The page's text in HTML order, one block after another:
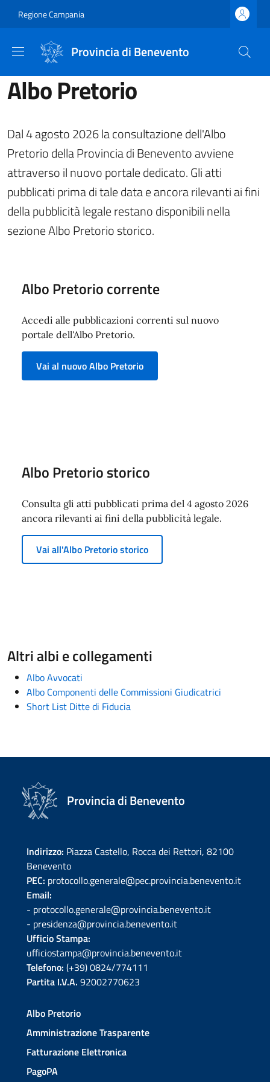
Regione Campania
Provincia di Benevento
Albo Pretorio
Dal 4 agosto 2026 la consultazione dell'Albo
Pretorio della Provincia di Benevento avviene
attraverso il nuovo portale dedicato. Gli atti
pubblicati prima di tale data e ancora rilevanti ai fini
della pubblicità legale restano disponibili nella
sezione Albo Pretorio storico.
Albo Pretorio corrente
Accedi alle pubblicazioni correnti sul nuovo
portale dell'Albo Pretorio.
Vai al nuovo Albo Pretorio
Albo Pretorio storico
Consulta gli atti pubblicati prima del 4 agosto 2026
ancora rilevanti ai fini della pubblicità legale.
Vai all'Albo Pretorio storico
Altri albi e collegamenti
Albo Avvocati
Albo Componenti delle Commissioni Giudicatrici
Short List Ditte di Fiducia
Provincia di Benevento
Indirizzo: Piazza Castello, Rocca dei Rettori, 82100
Benevento
PEC: protocollo.generale@pec.provincia.benevento.it
Email:
- protocollo.generale@provincia.benevento.it
- presidenza@provincia.benevento.it
Ufficio Stampa:
ufficiostampa@provincia.benevento.it
Telefono: (+39) 0824/774111
Partita I.V.A. 92002770623
Albo Pretorio
Amministrazione Trasparente
Fatturazione Elettronica
PagoPA